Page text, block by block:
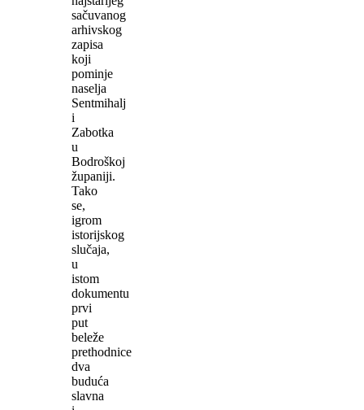
sačuvanog
arhivskog
zapisa
koji
pominje
naselja
Sentmihalj
i
Zabotka
u
Bodroškoj
županiji.
Tako
se,
igrom
istorijskog
slučaja,
u
istom
dokumentu
prvi
put
beleže
prethodnice
dva
buduća
slavna